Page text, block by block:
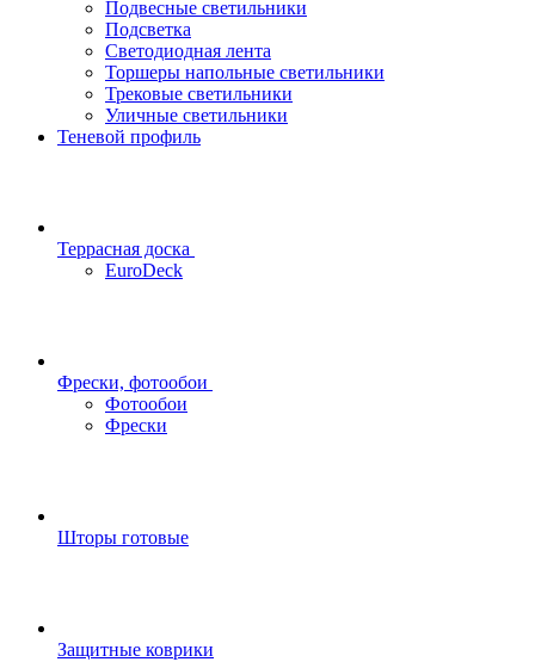
Подвесные светильники
Подсветка
Светодиодная лента
Торшеры напольные светильники
Трековые светильники
Уличные светильники
Теневой профиль
Террасная доска
EuroDeck
Фрески, фотообои
Фотообои
Фрески
Шторы готовые
Защитные коврики